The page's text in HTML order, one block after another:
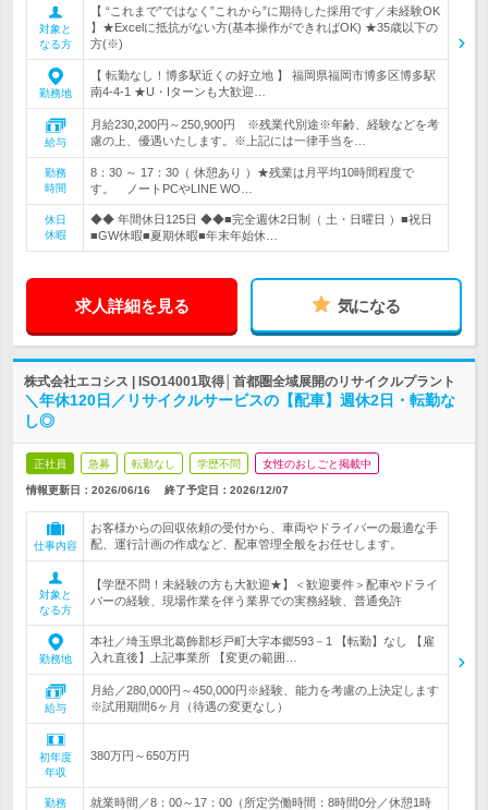
対象と
なる方
【 “これまで”ではなく”これから”に期待した採用です／未経験OK
】★Excelに抵抗がない方(基本操作ができればOK) ★35歳以下の
方(※)
勤務地
【 転勤なし！博多駅近くの好立地 】 福岡県福岡市博多区博多駅
南4-4-1 ★U・Iターンも大歓迎…
給与
月給230,200円～250,900円 ※残業代別途※年齢、経験などを考
慮の上、優遇いたします。※上記には一律手当を…
勤務
時間
8：30 ～ 17：30（ 休憩あり ）★残業は月平均10時間程度で
す。 ノートPCやLINE WO…
休日
休暇
◆◆ 年間休日125日 ◆◆■完全週休2日制（ 土・日曜日 ）■祝日
■GW休暇■夏期休暇■年末年始休…
求人詳細を見る 気になる
株式会社エコシス | ISO14001取得│首都圏全域展開のリサイクルプラント
＼年休120日／リサイクルサービスの【配車】週休2日・転勤な
し◎
正社員 急募 転勤なし 学歴不問 女性のおしごと掲載中
情報更新日：2026/06/16 終了予定日： 2026/12/07
仕事内容
お客様からの回収依頼の受付から、車両やドライバーの最適な手
配、運行計画の作成など、配車管理全般をお任せします。
対象と
なる方
【学歴不問！未経験の方も大歓迎★】＜歓迎要件＞配車やドライ
バーの経験、現場作業を伴う業界での実務経験、普通免許
勤務地
本社／埼玉県北葛飾郡杉戸町大字本郷593－1 【転勤】なし 【雇
入れ直後】上記事業所 【変更の範囲…
給与
月給／280,000円～450,000円※経験、能力を考慮の上決定します
※試用期間6ヶ月（待遇の変更なし）
初年度
年収
380万円～650万円
勤務
就業時間／8：00～17：00（所定労働時間：8時間0分／休憩1時